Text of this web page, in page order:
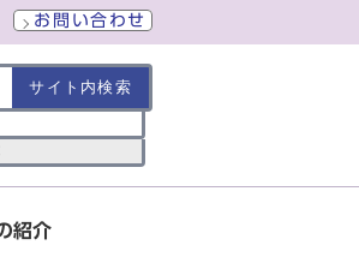
お問い合わせ
紹介